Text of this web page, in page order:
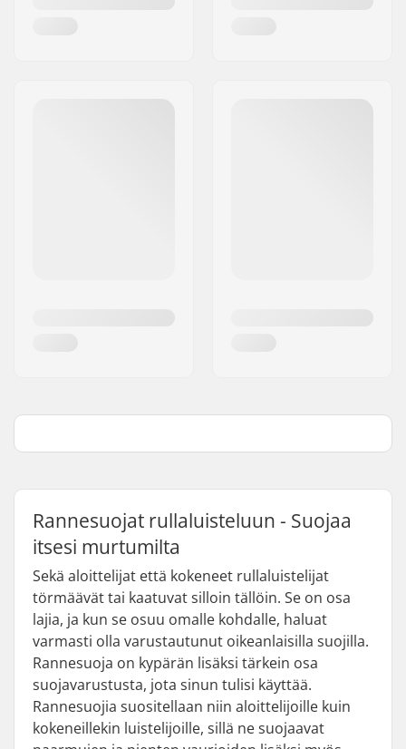
Rannesuojat rullaluisteluun - Suojaa
itsesi murtumilta
Sekä aloittelijat että kokeneet rullaluistelijat
törmäävät tai kaatuvat silloin tällöin. Se on osa
lajia, ja kun se osuu omalle kohdalle, haluat
varmasti olla varustautunut oikeanlaisilla suojilla.
Rannesuoja on kypärän lisäksi tärkein osa
suojavarustusta, jota sinun tulisi käyttää.
Rannesuojia suositellaan niin aloittelijoille kuin
kokeneillekin luistelijoille, sillä ne suojaavat